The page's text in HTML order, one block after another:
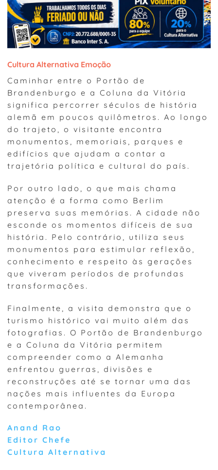
Cultura Alternativa Emoção
Caminhar entre o Portão de
Brandenburgo e a Coluna da Vitória
significa percorrer séculos de história
alemã em poucos quilômetros. Ao longo
do trajeto, o visitante encontra
monumentos, memoriais, parques e
edifícios que ajudam a contar a
trajetória política e cultural do país.
Por outro lado, o que mais chama
atenção é a forma como Berlim
preserva suas memórias. A cidade não
esconde os momentos difíceis de sua
história. Pelo contrário, utiliza seus
monumentos para estimular reflexão,
conhecimento e respeito às gerações
que viveram períodos de profundas
transformações.
Finalmente, a visita demonstra que o
turismo histórico vai muito além das
fotografias. O Portão de Brandenburgo
e a Coluna da Vitória permitem
compreender como a Alemanha
enfrentou guerras, divisões e
reconstruções até se tornar uma das
nações mais influentes da Europa
contemporânea.
Anand Rao
Editor Chefe
Cultura Alternativa